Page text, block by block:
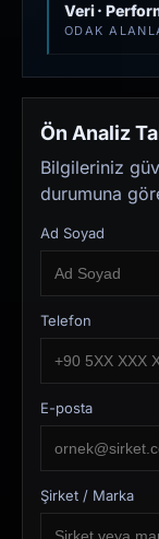
Veri ·
ODAK
Ön Analiz
Bilgileriniz
durumuna
Ad Soyad
Telefon
E-posta
Şirket / Marka